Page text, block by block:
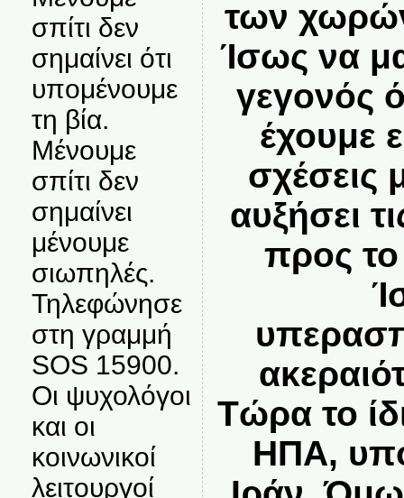
σπίτι δεν
σημαίνει ότι
υπομένουμε
τη βία.
Μένουμε
σπίτι δεν
σημαίνει
μένουμε
σιωπηλές.
Τηλεφώνησε
στη γραμμή
SOS 15900.
Οι ψυχολόγοι
και οι
κοινωνικοί
λειτουργοί
των
Ίσως να
γεγονός
έχουμε
σχέσεις
αυξήσει
προς το
Τώρα το
ΗΠΑ,